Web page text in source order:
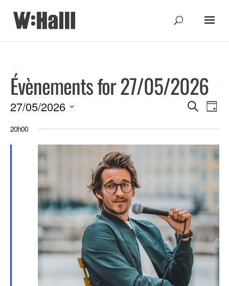
Évènements for 27/05/2026
et
de
vues
Recherche
de
Jour
27/05/2026
une
20h00